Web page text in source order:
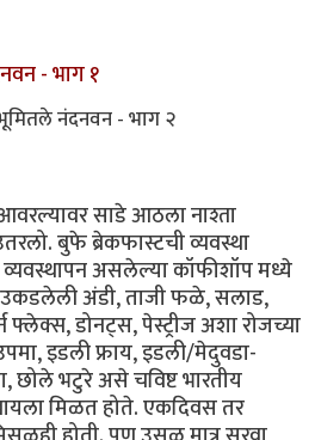
- भाग १
नंदनवन - भाग २
साडे आठला नाश्ता
बुफे ब्रेकफास्टची व्यवस्था
असलेल्या कॉफीशॉप मध्ये
उकडलेली अंडी, ताजी फळे, सलाड,
डोनट्स, पेस्ट्रीज अशा रोजच्या
इडली फ्राय, इडली/मेदुवडा-
छोले भटुरे असे चविष्ट भारतीय
मिळत होते. एकदिवस तर